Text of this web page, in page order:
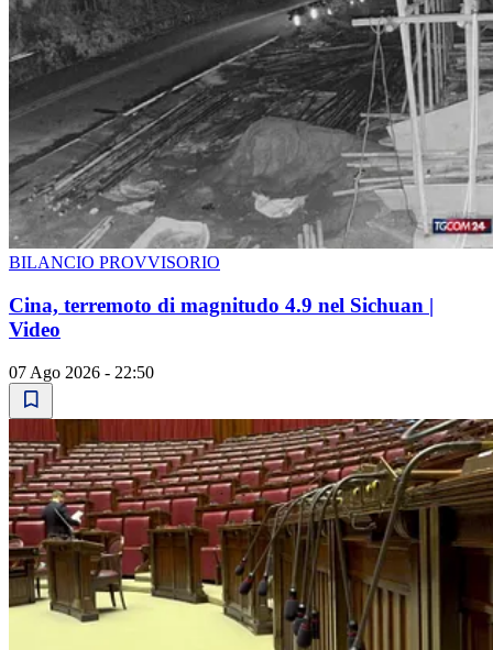
BILANCIO PROVVISORIO
Cina, terremoto di magnitudo 4.9 nel Sichuan |
Video
07 Ago 2026 - 22:50